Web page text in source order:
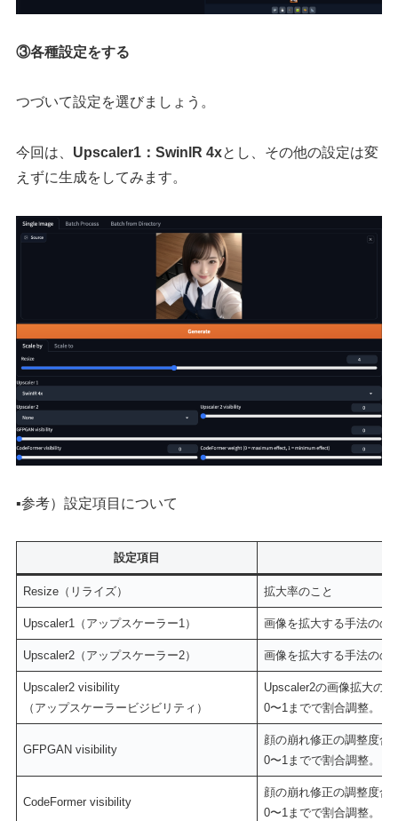
③各種設定をする
つづいて設定を選びましょう。
今回は、 Upscaler1：SwinlR 4xとし、その他の設定は変
えずに生成をしてみます。
▪️参考）設定項目について
設定項目
Resize（リライズ） 拡大率のこと
Upscaler1（アップスケーラー1） 画像を拡大する手法のの
Upscaler2（アップスケーラー2） 画像を拡大する手法のの
Upscaler2 visibility
（アップスケーラービジビリティ）
Upscaler2の画像拡大の
0〜1までで割合調整。
GFPGAN visibility
顔の崩れ修正の調整度合
0〜1までで割合調整。
CodeFormer visibility
顔の崩れ修正の調整度合
0〜1までで割合調整。